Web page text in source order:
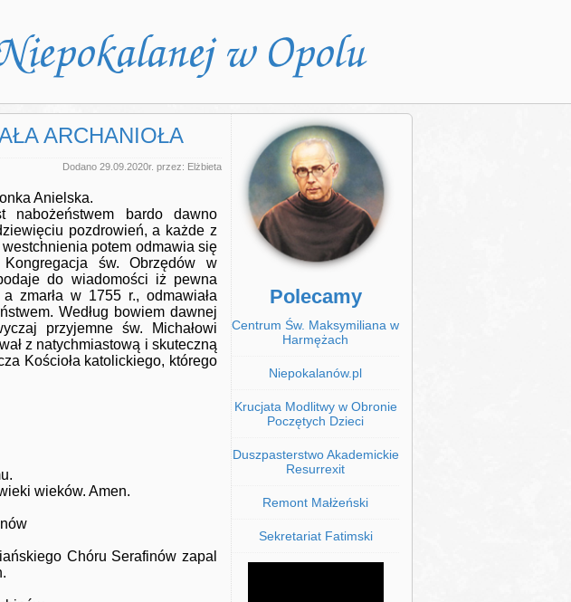
ARCHANIOŁA
Dodano 29.09.2020r. przez: Elżbieta
Anielska.
nabożeństwem bardo dawno
pozdrowień, a każde z
potem odmawia się
św. Obrzędów w
do wiadomości iż pewna
zmarła w 1755 r., odmawiała
Według bowiem dawnej
przyjemne św. Michałowi
z natychmiastową i skuteczną
Kościoła katolickiego, którego
wieków. Amen.
Chóru Serafinów zapal
Polecamy
Centrum Św. Maksymiliana w
Harmężach
Niepokalanów.pl
Krucjata Modlitwy w Obronie
Poczętych Dzieci
Duszpasterstwo Akademickie
Resurrexit
Remont Małżeński
Sekretariat Fatimski